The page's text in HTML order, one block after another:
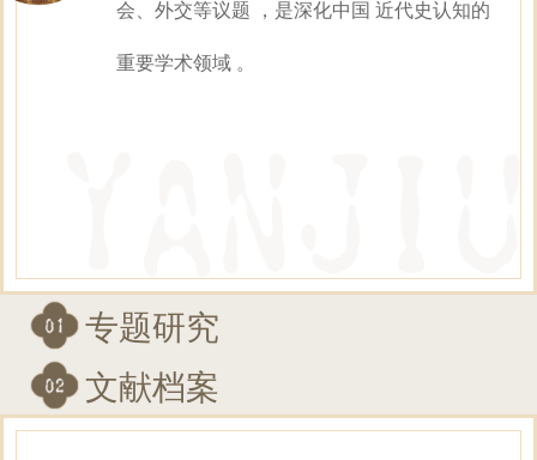
会、外交等议题 ，是深化中国 近代史认知的
重要学术领域 。
专题研究
文献档案